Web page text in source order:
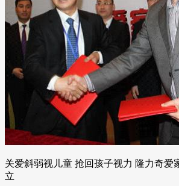
关爱斜弱视儿童 抢回孩子视力 隆力奇爱
立